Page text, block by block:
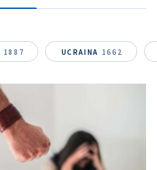
1887 UCRAINA 1662